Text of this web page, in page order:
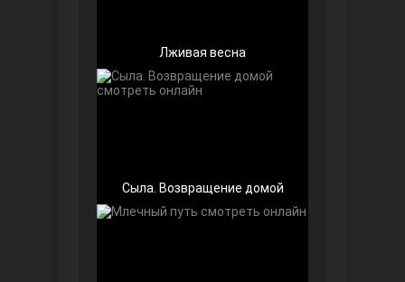
Беззащитные
Лживая весна
Сыла. Возвращение домой